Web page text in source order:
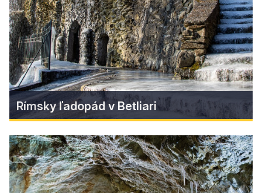
of two states, Slovakia and Hungary.
Find more
Rímsky ľadopád v Betliari